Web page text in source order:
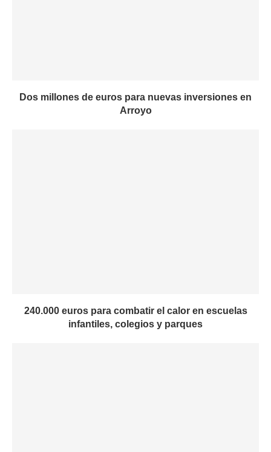
Dos millones de euros para nuevas inversiones en
Arroyo
240.000 euros para combatir el calor en escuelas
infantiles, colegios y parques